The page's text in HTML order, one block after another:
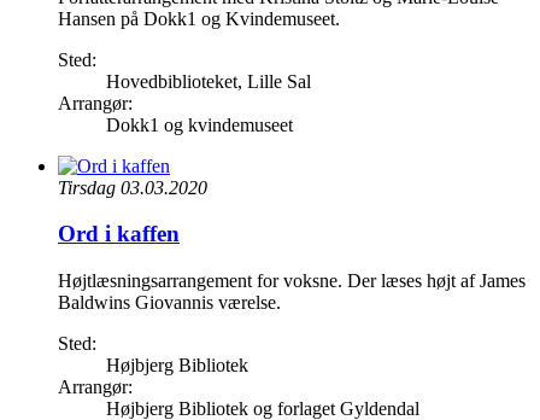
Hansen på Dokk1 og Kvindemuseet.
Sted:
Hovedbiblioteket, Lille Sal
Arrangør:
Dokk1 og kvindemuseet
Tirsdag 03.03.2020
Ord i kaffen
Højtlæsningsarrangement for voksne. Der læses højt af James
Baldwins Giovannis værelse.
Sted:
Højbjerg Bibliotek
Arrangør:
Højbjerg Bibliotek og forlaget Gyldendal